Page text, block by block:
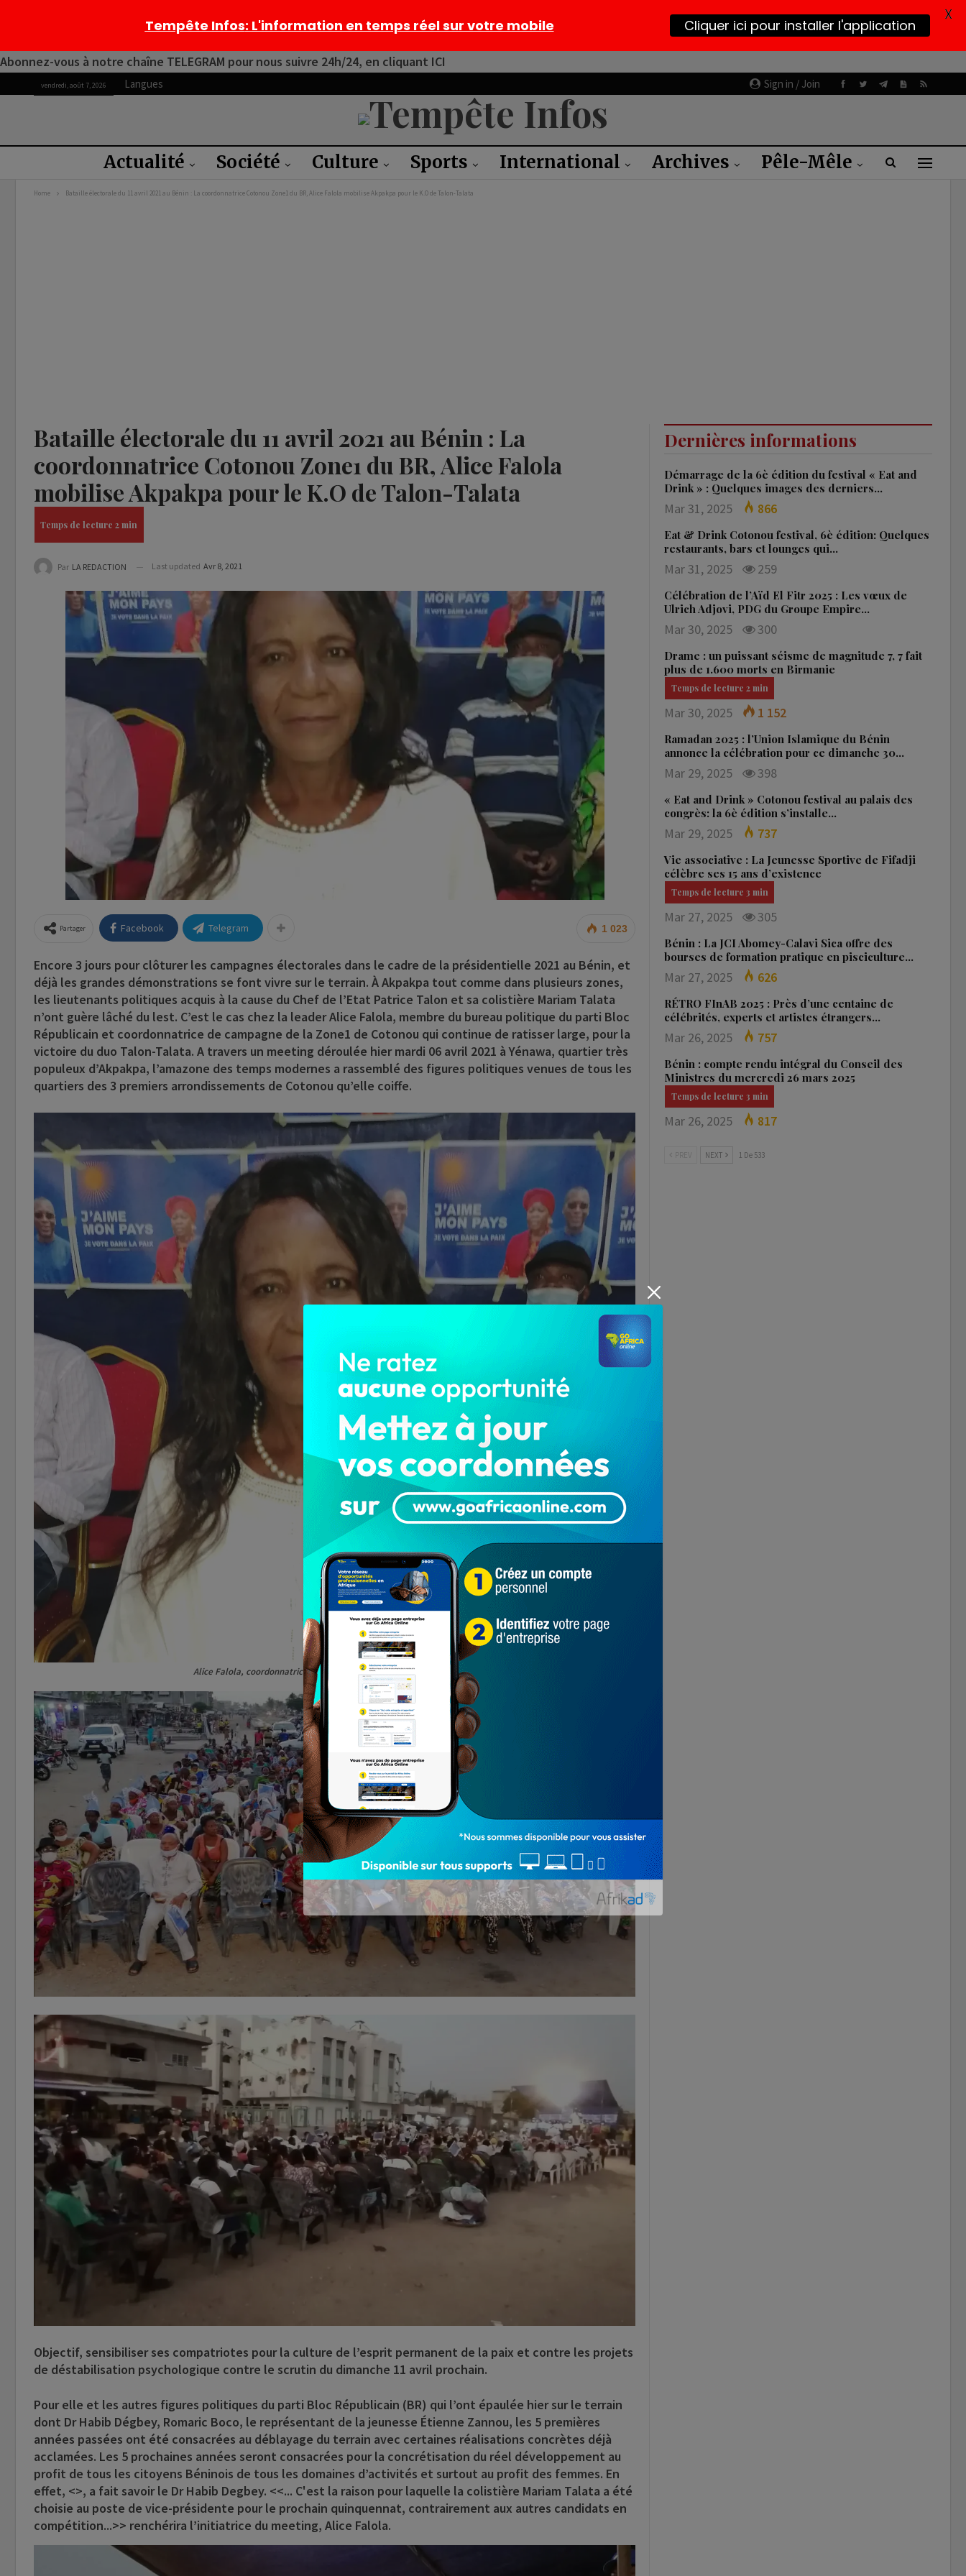
Abonnez-vous à notre chaîne TELEGRAM pour nous suivre 24h/24, en cliquant ICI
Sign in / Join
vendredi, août 7, 2026 Langues
Actualité Société Culture Sports International Archives Pêle-Mêle
Home Bataille électorale du 11 avril 2021 au Bénin : La coordonnatrice Cotonou Zone1 du BR, Alice Falola mobilise Akpakpa pour le K.O de Talon-Talata
Bataille électorale du 11 avril 2021 au Bénin : La
coordonnatrice Cotonou Zone1 du BR, Alice Falola
mobilise Akpakpa pour le K.O de Talon-Talata
Par LA REDACTION Last updated Avr 8, 2021
1 023
Partager Facebook Telegram
Encore 3 jours pour clôturer les campagnes électorales dans le cadre de la présidentielle 2021 au Bénin, et
déjà les grandes démonstrations se font vivre sur le terrain. À Akpakpa tout comme dans plusieurs zones,
les lieutenants politiques acquis à la cause du Chef de l’Etat Patrice Talon et sa colistière Mariam Talata
n’ont guère lâché du lest. C’est le cas chez la leader Alice Falola, membre du bureau politique du parti Bloc
Républicain et coordonnatrice de campagne de la Zone1 de Cotonou qui continue de ratisser large, pour la
victoire du duo Talon-Talata. A travers un meeting déroulée hier mardi 06 avril 2021 à Yénawa, quartier très
populeux d’Akpakpa, l’amazone des temps modernes a rassemblé des figures politiques venues de tous les
quartiers des 3 premiers arrondissements de Cotonou qu’elle coiffe.
Alice Falola, coordonnatrice de campagne BR de la Zone1 de Cotonou
Objectif, sensibiliser ses compatriotes pour la culture de l’esprit permanent de la paix et contre les projets
de déstabilisation psychologique contre le scrutin du dimanche 11 avril prochain.
Pour elle et les autres figures politiques du parti Bloc Républicain (BR) qui l’ont épaulée hier sur le terrain
dont Dr Habib Dégbey, Romaric Boco, le représentant de la jeunesse Étienne Zannou, les 5 premières
années passées ont été consacrées au déblayage du terrain avec certaines réalisations concrètes déjà
acclamées. Les 5 prochaines années seront consacrées pour la concrétisation du réel développement au
profit de tous les citoyens Béninois de tous les domaines d’activités et surtout au profit des femmes. En
effet, <>, a fait savoir le Dr Habib Degbey. <<... C'est la raison pour laquelle la colistière Mariam Talata a été
choisie au poste de vice-présidente pour le prochain quinquennat, contrairement aux autres candidats en
compétition...>> renchérira l’initiatrice du meeting, Alice Falola.
Dernières informations
Démarrage de la 6è édition du festival « Eat and
Drink » : Quelques images des derniers…
Mar 31, 2025 866
Eat & Drink Cotonou festival, 6è édition: Quelques
restaurants, bars et lounges qui…
Mar 31, 2025 259
Célébration de l’Aïd El Fitr 2025 : Les vœux de
Ulrich Adjovi, PDG du Groupe Empire…
Mar 30, 2025 300
Drame : un puissant séisme de magnitude 7, 7 fait
plus de 1.600 morts en Birmanie
Mar 30, 2025 1 152
Ramadan 2025 : l’Union Islamique du Bénin
annonce la célébration pour ce dimanche 30…
Mar 29, 2025 398
« Eat and Drink » Cotonou festival au palais des
congrès: la 6è édition s’installe…
Mar 29, 2025 737
Vie associative : La Jeunesse Sportive de Fifadji
célèbre ses 15 ans d’existence
Mar 27, 2025 305
Bénin : La JCI Abomey-Calavi Sica offre des
bourses de formation pratique en pisciculture…
Mar 27, 2025 626
RÉTRO FInAB 2025 : Près d’une centaine de
célébrités, experts et artistes étrangers…
Mar 26, 2025 757
Bénin : compte rendu intégral du Conseil des
Ministres du mercredi 26 mars 2025
Mar 26, 2025 817
NEXT 1 De 533
Tempête Infos: L'information en temps réel sur votre mobile Cliquer ici pour installer l'application
X